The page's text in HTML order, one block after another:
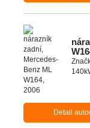
Detail